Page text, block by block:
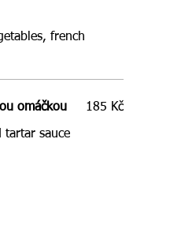
french
omáčkou
tartar sauce
185 Kč